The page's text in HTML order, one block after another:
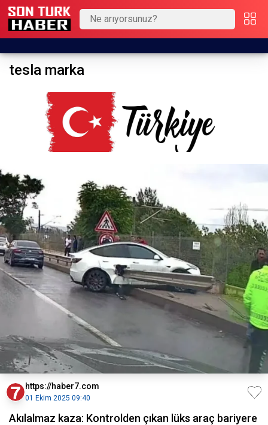
tesla marka
https://haber7.com
01 Ekim 2025 09:40
Akılalmaz kaza: Kontrolden çıkan lüks araç bariyere